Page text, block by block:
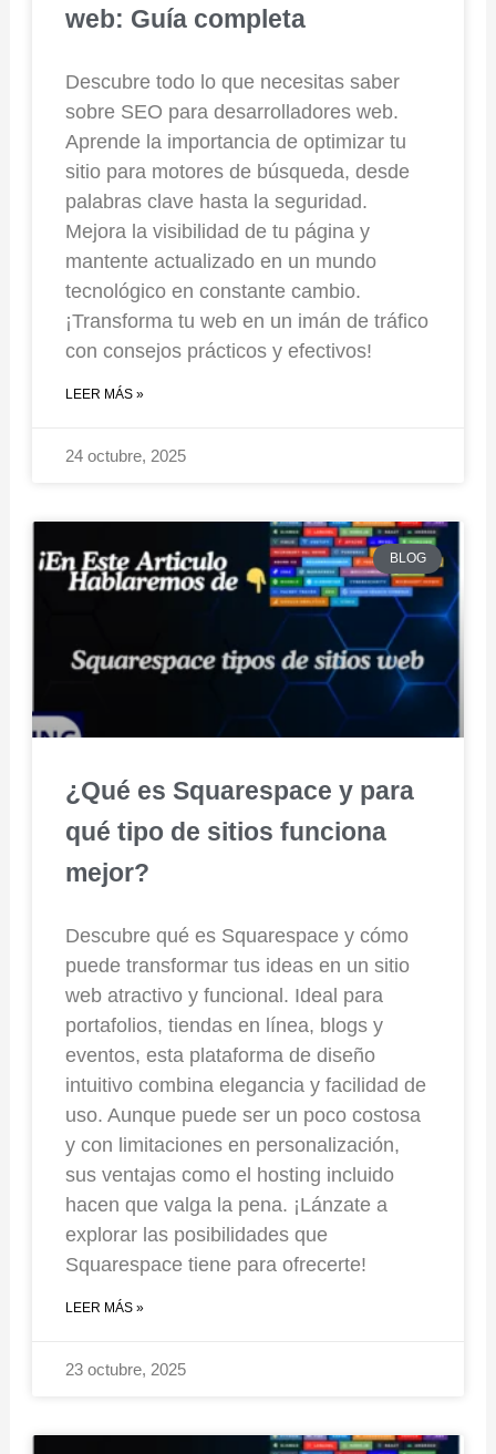
web: Guía completa
Descubre todo lo que necesitas saber
sobre SEO para desarrolladores web.
Aprende la importancia de optimizar tu
sitio para motores de búsqueda, desde
palabras clave hasta la seguridad.
Mejora la visibilidad de tu página y
mantente actualizado en un mundo
tecnológico en constante cambio.
¡Transforma tu web en un imán de tráfico
con consejos prácticos y efectivos!
LEER MÁS »
24 octubre, 2025
BLOG
¿Qué es Squarespace y para
qué tipo de sitios funciona
mejor?
Descubre qué es Squarespace y cómo
puede transformar tus ideas en un sitio
web atractivo y funcional. Ideal para
portafolios, tiendas en línea, blogs y
eventos, esta plataforma de diseño
intuitivo combina elegancia y facilidad de
uso. Aunque puede ser un poco costosa
y con limitaciones en personalización,
sus ventajas como el hosting incluido
hacen que valga la pena. ¡Lánzate a
explorar las posibilidades que
Squarespace tiene para ofrecerte!
LEER MÁS »
23 octubre, 2025